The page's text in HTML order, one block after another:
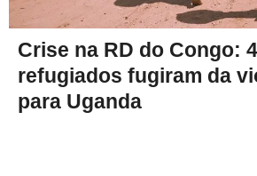
Crise na RD do Congo:
refugiados fugiram da
para Uganda